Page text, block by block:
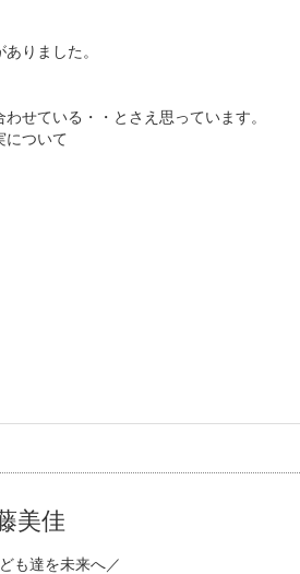
りました。
せている・・とさえ思っています。
について
美佳
も達を未来へ／